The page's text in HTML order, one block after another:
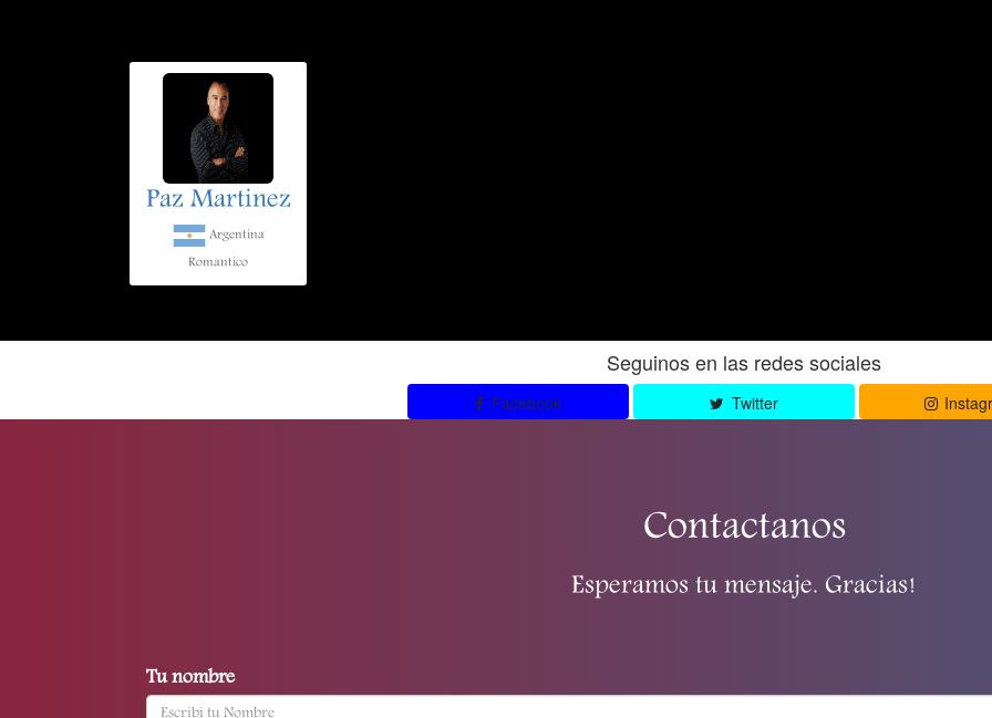
Paz Martinez
Argentina
Romantico
Seguinos en las redes sociales
Facebook Twitter
Contactanos
Esperamos tu mensaje. Gracias!
Tu nombre